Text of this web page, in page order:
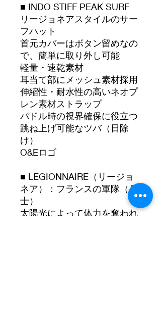
■ INDO STIFF PEAK SURF
リージョネアスタイルのサー
フハット
首元カバーはボタン留めなの
で、簡単に取り外し可能
軽量・速乾素材
耳当て部にメッシュ素材採用
伸縮性・耐水性の高いネオプ
レン素材ストラップ
パドル時の視界確保に役立つ
跳ね上げ可能なツバ（日除
け）
O&Eロゴ
■ LEGIONNAIRE（リージョ
ネア）：フランスの軍隊（兵
士）
太陽光によって体力を奪われ